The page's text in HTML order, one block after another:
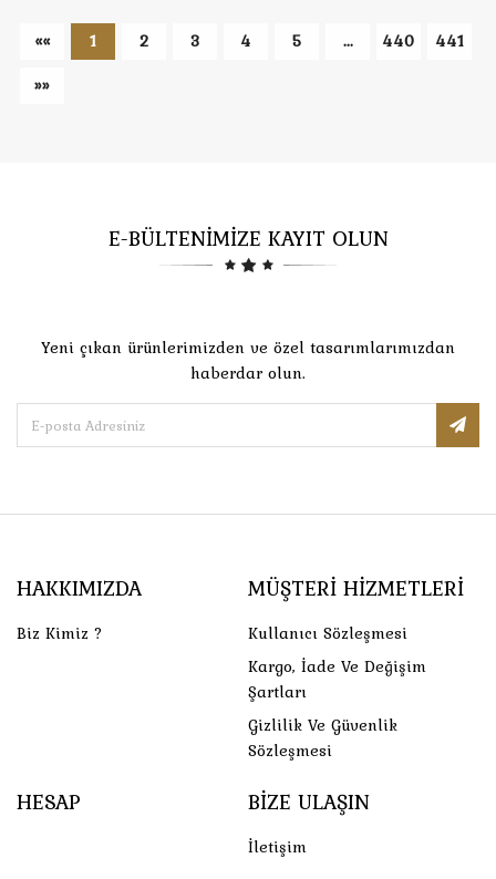
«« 1 2 3 4 5 ... 440
441
»»
E-BÜLTENİMİZE KAYIT OLUN
Yeni çıkan ürünlerimizden ve özel tasarımlarımızdan
haberdar olun.
HAKKIMIZDA
Biz Kimiz ?
MÜŞTERI HIZMETLERI
Kullanıcı Sözleşmesi
Kargo, İade Ve Değişim
Şartları
Gizlilik Ve Güvenlik
Sözleşmesi
HESAP BIZE ULAŞIN
İletişim